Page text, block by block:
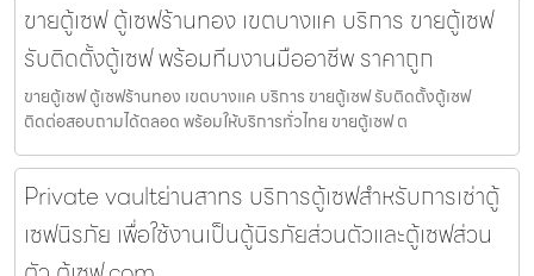
ขายตู้เซฟ ตู้เซฟร้านทอง เขตบางแค บริการ ขายตู้เซฟ
รับติดตั้งตู้เซฟ พร้อมทีมงานมืออาชีพ ราคาถูก
ขายตู้เซฟ ตู้เซฟร้านทอง เขตบางแค บริการ ขายตู้เซฟ รับติดตั้งตู้เซฟ
ติดต่อสอบถามได้ตลอด พร้อมให้บริการทั่วไทย ขายตู้เซฟ ต
Private vaultย่านสาทร บริการตู้เซฟสำหรับการเช่าตู้
เซฟนิรภัย เพื่อใช้งานเป็นตู้นิรภัยส่วนตัวและตู้เซฟส่วน